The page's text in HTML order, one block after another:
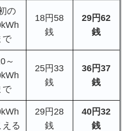
の
で
18円58
銭
29円62
銭
～
で
25円33
銭
36円37
銭
える
29円28
銭
40円32
銭